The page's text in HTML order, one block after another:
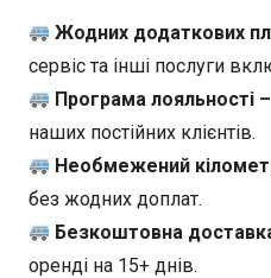
Жодних додаткових
сервіс та інші послуги
Програма лояльності
наших постійних клієнтів.
Необмежений
без жодних доплат.
Безкоштовна
оренді на 15+ днів.